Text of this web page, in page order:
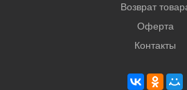
Возврат
Оферта
Контакты